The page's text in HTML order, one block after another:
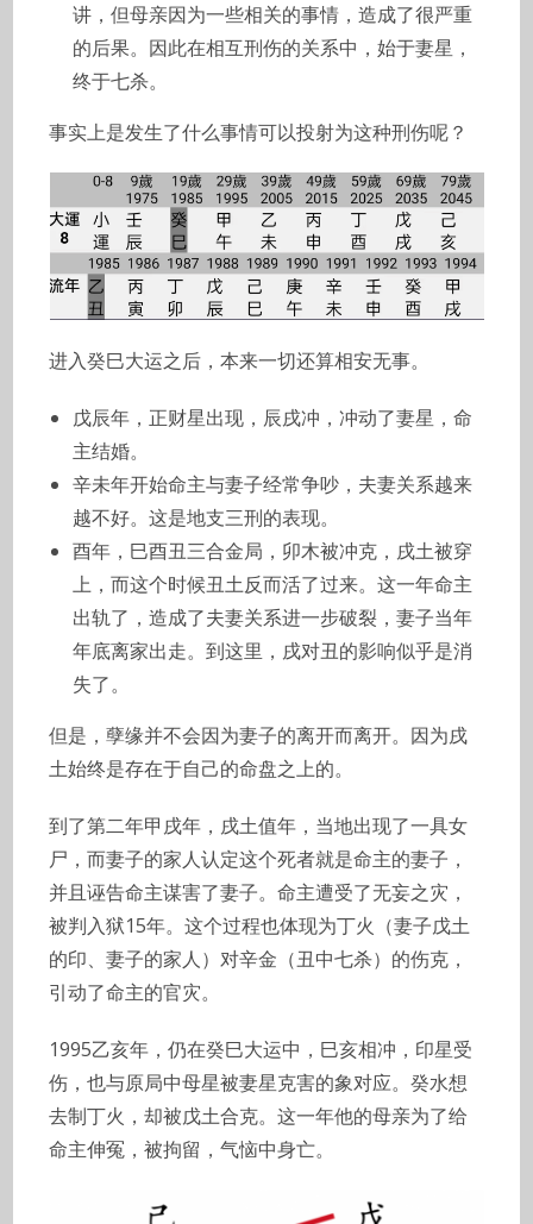
讲，但母亲因为一些相关的事情，造成了很严重
的后果。因此在相互刑伤的关系中，始于妻星，
终于七杀。
事实上是发生了什么事情可以投射为这种刑伤呢？
进入癸巳大运之后，本来一切还算相安无事。
戊辰年，正财星出现，辰戌冲，冲动了妻星，命
主结婚。
辛未年开始命主与妻子经常争吵，夫妻关系越来
越不好。这是地支三刑的表现。
酉年，巳酉丑三合金局，卯木被冲克，戌土被穿
上，而这个时候丑土反而活了过来。这一年命主
出轨了，造成了夫妻关系进一步破裂，妻子当年
年底离家出走。到这里，戌对丑的影响似乎是消
失了。
但是，孽缘并不会因为妻子的离开而离开。因为戌
土始终是存在于自己的命盘之上的。
到了第二年甲戌年，戌土值年，当地出现了一具女
尸，而妻子的家人认定这个死者就是命主的妻子，
并且诬告命主谋害了妻子。命主遭受了无妄之灾，
被判入狱15年。这个过程也体现为丁火（妻子戊土
的印、妻子的家人）对辛金（丑中七杀）的伤克，
引动了命主的官灾。
1995乙亥年，仍在癸巳大运中，巳亥相冲，印星受
伤，也与原局中母星被妻星克害的象对应。癸水想
去制丁火，却被戊土合克。这一年他的母亲为了给
命主伸冤，被拘留，气恼中身亡。